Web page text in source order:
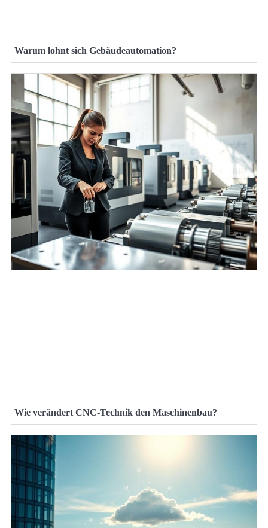
Warum lohnt sich Gebäudeautomation?
Wie verändert CNC-Technik den Maschinenbau?